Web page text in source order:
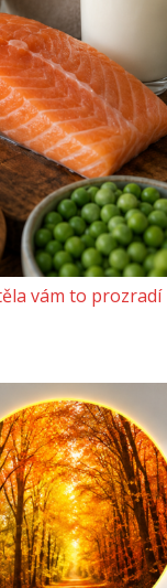
vám to prozradí